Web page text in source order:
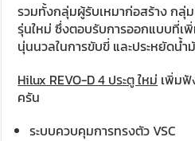
รวมทั้งกลุ่มผู้รับเหมาก่อสร้าง กลุ่
รุ่นใหม่ ซึ่งตอบรับการออกแบบที่เ
นุ่นนวลในการขับขี่ และประหยัดน้ำ
Hilux REVO-D 4 ประตู ใหม่ เพิ่ม
ครัน
ระบบควบคุมการทรงตัว VSC